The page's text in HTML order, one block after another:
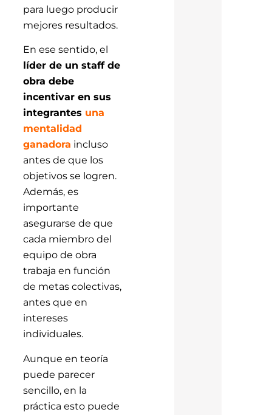
para luego producir
mejores resultados.
En ese sentido, el
líder de un staff de
obra debe
incentivar en sus
integrantes una
mentalidad
ganadora incluso
antes de que los
objetivos se logren.
Además, es
importante
asegurarse de que
cada miembro del
equipo de obra
trabaja en función
de metas colectivas,
antes que en
intereses
individuales.
Aunque en teoría
puede parecer
sencillo, en la
práctica esto puede